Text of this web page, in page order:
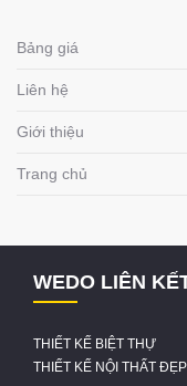
Bảng giá
Liên hệ
Giới thiệu
Trang chủ
WEDO LIÊN
THIẾT KẾ BIỆT THỰ
THIẾT KẾ NỘI THẤT ĐẸP